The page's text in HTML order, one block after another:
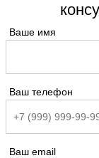
Ваше имя
Ваш телефон
Ваш email